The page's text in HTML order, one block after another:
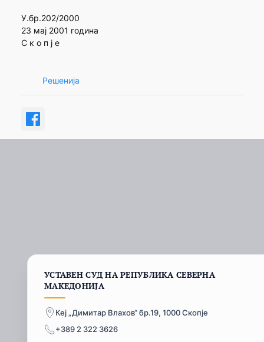
У.бр.202/2000
23 мај 2001 година
С к о п ј е
Решенија
УСТАВЕН СУД НА РЕПУБЛИКА СЕВЕРНА
МАКЕДОНИЈА
Кеј „Димитар Влахов“ бр.19, 1000 Скопје
+389 2 322 3626